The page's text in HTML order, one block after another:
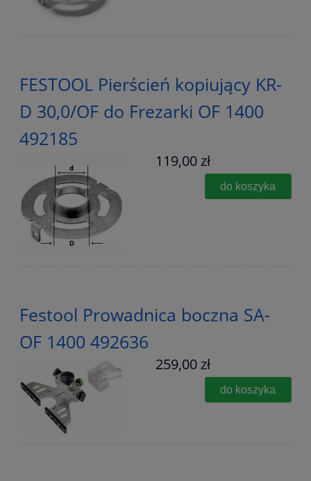
FESTOOL Pierścień kopiujący KR-
D 30,0/OF do Frezarki OF 1400
492185
119,00 zł
do koszyka
Festool Prowadnica boczna SA-
OF 1400 492636
259,00 zł
do koszyka